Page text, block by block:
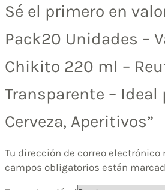
Sé el primero en
Pack20 Unidades –
Chikito 220 ml –
Transparente – Ideal
Cerveza, Aperitivos”
Tu dirección de correo electrónico
campos obligatorios están